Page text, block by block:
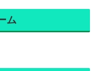
ム